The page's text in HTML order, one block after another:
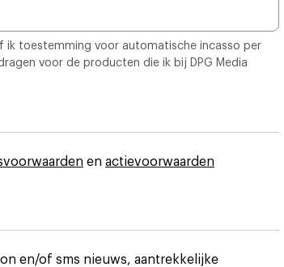
ik toestemming voor automatische incasso per
voor de producten die ik bij DPG Media
en actievoorwaarden
en/of sms nieuws, aantrekkelijke